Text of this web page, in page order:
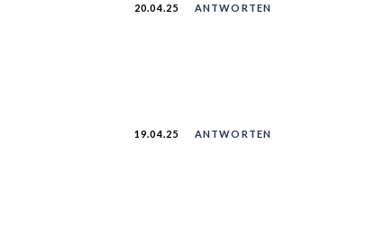
20.04.25 ANTWORTEN
19.04.25 ANTWORTEN